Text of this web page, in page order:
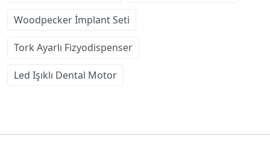
Woodpecker İmplant Seti
Tork Ayarlı Fizyodispenser
Led Işıklı Dental Motor